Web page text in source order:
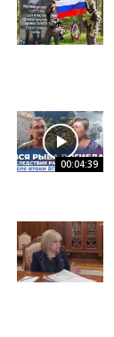
00:04:39